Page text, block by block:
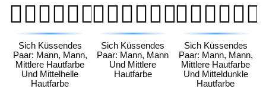
👨🏽‍❤️‍💋‍👨🏼
Sich Küssendes
Paar: Mann, Mann,
Mittlere Hautfarbe
Und Mittelhelle
Hautfarbe
👨🏽‍❤️‍💋‍👨🏽
Sich Küssendes
Paar: Mann, Mann
Und Mittlere
Hautfarbe
👨🏽‍❤️‍💋‍👨🏾
Sich Küssendes
Paar: Mann, Mann,
Mittlere Hautfarbe
Und Mitteldunkle
Hautfarbe